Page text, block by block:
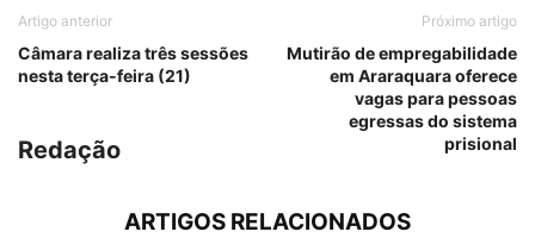
Artigo anterior
Câmara realiza três sessões
nesta terça-feira (21)
Próximo artigo
Mutirão de empregabilidade
em Araraquara oferece
vagas para pessoas
egressas do sistema
prisional
Redação
ARTIGOS RELACIONADOS